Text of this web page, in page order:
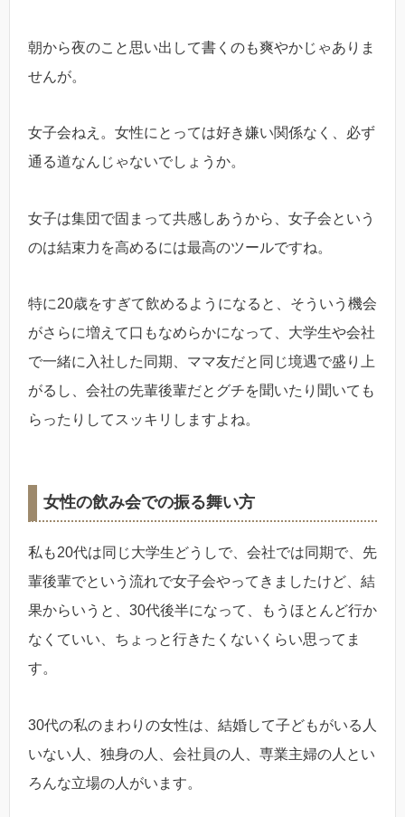
朝から夜のこと思い出して書くのも爽やかじゃありま
せんが。
女子会ねえ。女性にとっては好き嫌い関係なく、必ず
通る道なんじゃないでしょうか。
女子は集団で固まって共感しあうから、女子会という
のは結束力を高めるには最高のツールですね。
特に20歳をすぎて飲めるようになると、そういう機会
がさらに増えて口もなめらかになって、大学生や会社
で一緒に入社した同期、ママ友だと同じ境遇で盛り上
がるし、会社の先輩後輩だとグチを聞いたり聞いても
らったりしてスッキリしますよね。
女性の飲み会での振る舞い方
私も20代は同じ大学生どうしで、会社では同期で、先
輩後輩でという流れで女子会やってきましたけど、結
果からいうと、30代後半になって、もうほとんど行か
なくていい、ちょっと行きたくないくらい思ってま
す。
30代の私のまわりの女性は、結婚して子どもがいる人
いない人、独身の人、会社員の人、専業主婦の人とい
ろんな立場の人がいます。